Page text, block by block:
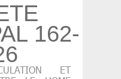
162-
ET